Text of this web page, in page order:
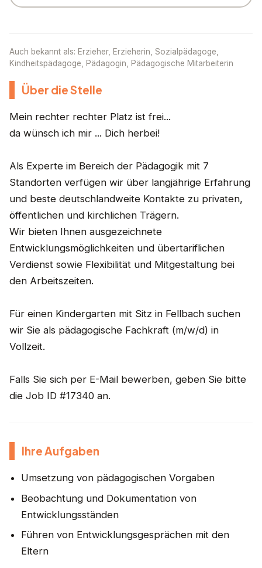
Auch bekannt als: Erzieher, Erzieherin, Sozialpädagoge,
Kindheitspädagoge, Pädagogin, Pädagogische Mitarbeiterin
Über die Stelle
Mein rechter rechter Platz ist frei...
da wünsch ich mir ... Dich herbei!
Als Experte im Bereich der Pädagogik mit 7
Standorten verfügen wir über langjährige Erfahrung
und beste deutschlandweite Kontakte zu privaten,
öffentlichen und kirchlichen Trägern.
Wir bieten Ihnen ausgezeichnete
Entwicklungsmöglichkeiten und übertariflichen
Verdienst sowie Flexibilität und Mitgestaltung bei
den Arbeitszeiten.
Für einen Kindergarten mit Sitz in Fellbach suchen
wir Sie als pädagogische Fachkraft (m/w/d) in
Vollzeit.
Falls Sie sich per E-Mail bewerben, geben Sie bitte
die Job ID #17340 an.
Ihre Aufgaben
Umsetzung von pädagogischen Vorgaben
Beobachtung und Dokumentation von
Entwicklungsständen
Führen von Entwicklungsgesprächen mit den
Eltern